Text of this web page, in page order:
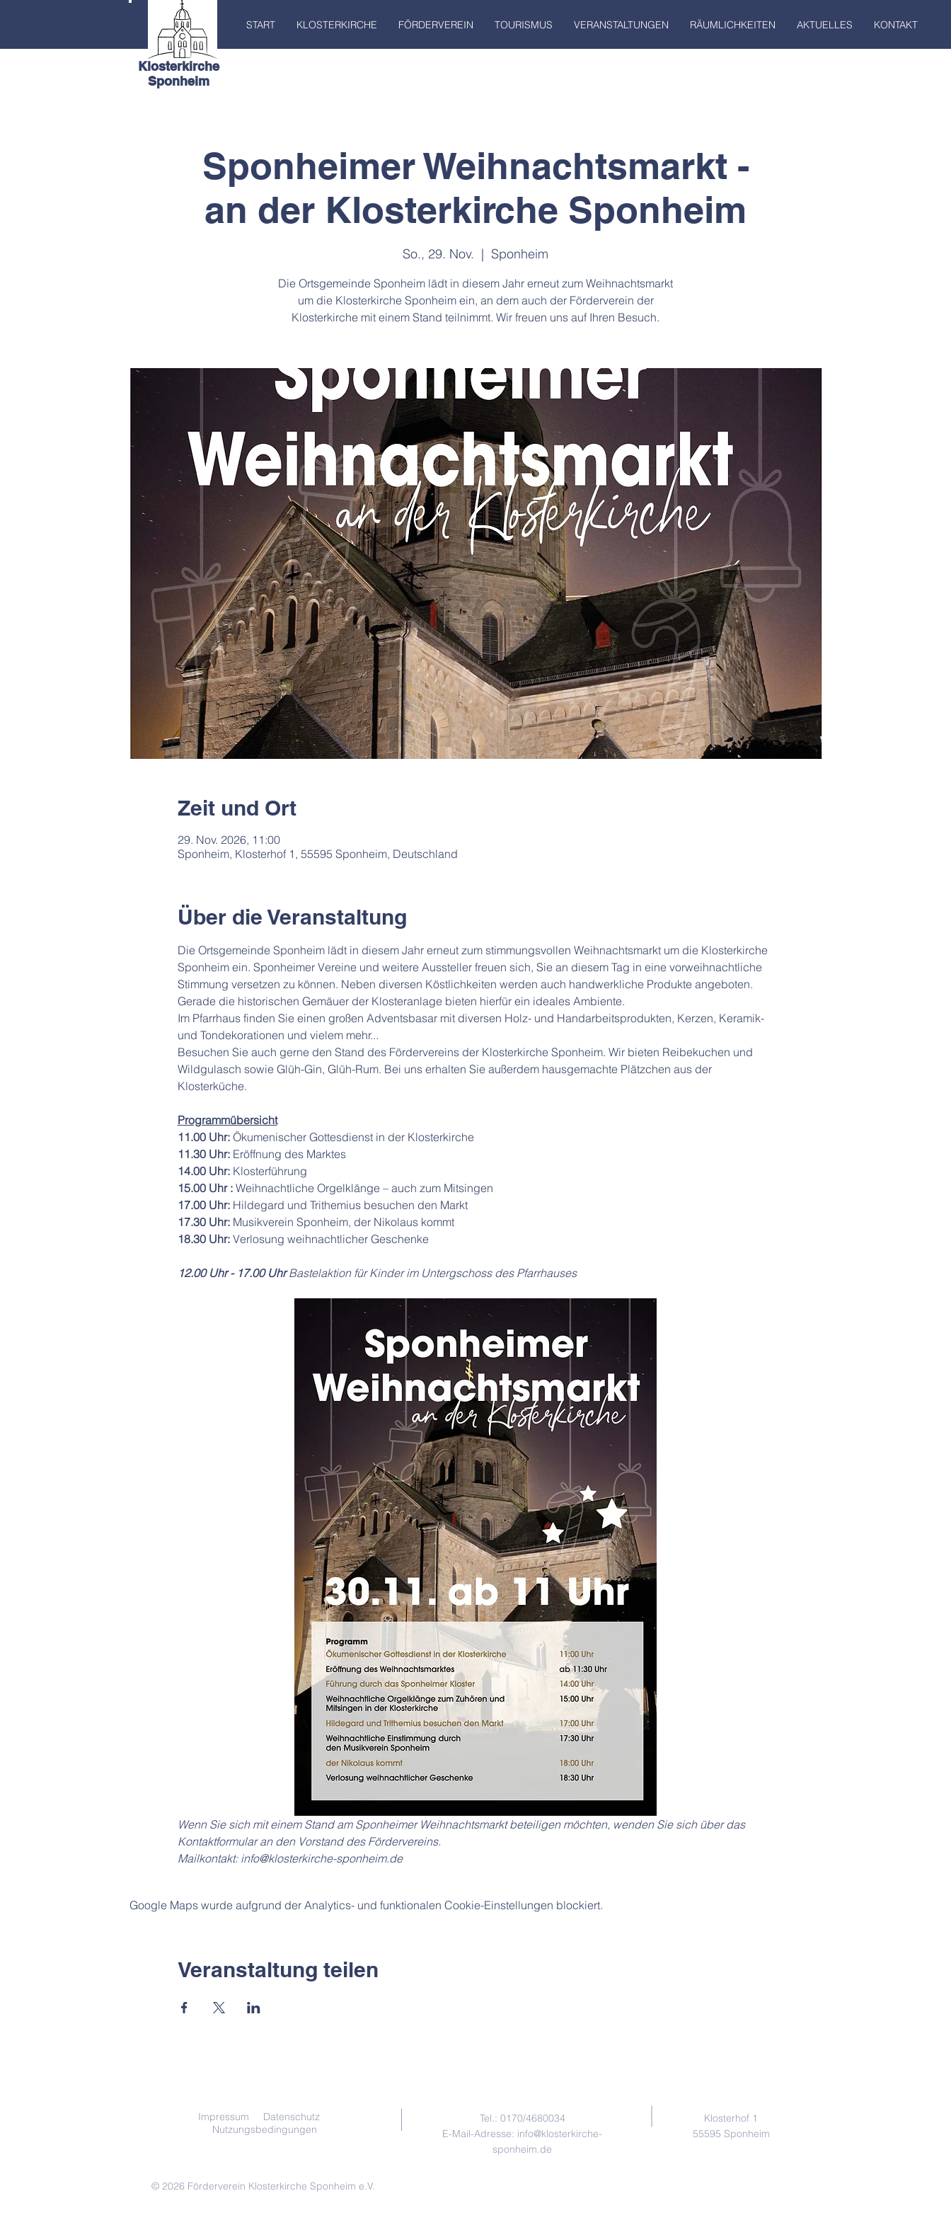
START KLOSTERKIRCHE FÖRDERVEREIN TOURISMUS VERANSTALTUNGEN RÄUMLICHKEITEN AKTUELLES KONTAKT
Sponheimer Weihnachtsmarkt -
an der Klosterkirche Sponheim
So., 29. Nov.
  |
Sponheim
Die Ortsgemeinde Sponheim lädt in diesem Jahr erneut zum Weihnachtsmarkt
um die Klosterkirche Sponheim ein, an dem auch der Förderverein der
Zeit und Ort
29. Nov. 2026, 11:00
Sponheim, Klosterhof 1, 55595 Sponheim, Deutschland
Über die Veranstaltung
Die Ortsgemeinde Sponheim lädt in diesem Jahr erneut zum stimmungsvollen Weihnachtsmarkt um die Klosterkirche
Sponheim ein. Sponheimer Vereine und weitere Aussteller freuen sich, Sie an diesem Tag in eine vorweihnachtliche
Stimmung versetzen zu können. Neben diversen Köstlichkeiten werden auch handwerkliche Produkte angeboten.
Gerade die historischen Gemäuer der Klosteranlage bieten hierfür ein ideales Ambiente.
Im Pfarrhaus finden Sie einen großen Adventsbasar mit diversen Holz- und Handarbeitsprodukten, Kerzen, Keramik-
und Tondekorationen und vielem mehr...
Besuchen Sie auch gerne den Stand des Fördervereins der Klosterkirche Sponheim. Wir bieten Reibekuchen und
Wildgulasch sowie Glüh-Gin, Glüh-Rum. Bei uns erhalten Sie außerdem hausgemachte Plätzchen aus der
Klosterküche.
Programmübersicht
11.00 Uhr: Ökumenischer Gottesdienst in der Klosterkirche
11.30 Uhr: Eröffnung des Marktes
14.00 Uhr: Klosterführung
15.00 Uhr : Weihnachtliche Orgelklänge – auch zum Mitsingen
17.00 Uhr: Hildegard und Trithemius besuchen den Markt
17.30 Uhr: Musikverein Sponheim, der Nikolaus kommt
18.30 Uhr: Verlosung weihnachtlicher Geschenke
12.00 Uhr - 17.00 Uhr Bastelaktion für Kinder im Untergschoss des Pfarrhauses
Wenn Sie sich mit einem Stand am Sponheimer Weihnachtsmarkt beteiligen möchten, wenden Sie sich über das
Kontaktformular an den Vorstand des Fördervereins.
Mailkontakt: info@klosterkirche-sponheim.de
Google Maps wurde aufgrund der Analytics- und funktionalen Cookie-Einstellungen blockiert.
Veranstaltung teilen
Klosterkirche
Sponheim
Impressum
Datenschutz
Nutzungsbedingungen
Tel.: 0170/4680034
E-Mail-Adresse: info@klosterkirche-
sponheim.de
Klosterhof 1
55595 Sponheim
© 2026 Förderverein Klosterkirche Sponheim e.V.